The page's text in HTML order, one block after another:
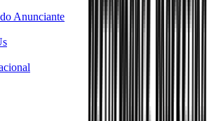
Anunciante